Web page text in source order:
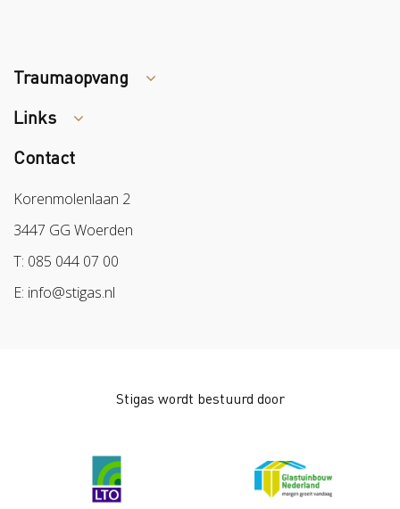
Traumaopvang
Tips arbocatalogus?
Links
Colland
Sazas
BPL
Arbeidsmarkt
Contact
Korenmolenlaan 2
3447 GG Woerden
T: 085 044 07 00
E: info@stigas.nl
Stigas wordt bestuurd door